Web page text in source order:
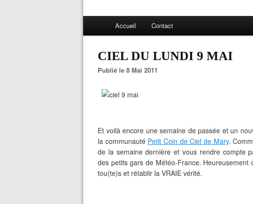
Accueil Contact
CIEL DU LUNDI 9 MAI
Publié le 8 Mai 2011
Et voilà encore une semaine de passée et un
la communauté Petit Coin de Ciel de Mary.
de la semaine dernière et vous rendre compte
des petits gars de Météo-France.
tou(te)s et rétablir la VRAIE vérité.